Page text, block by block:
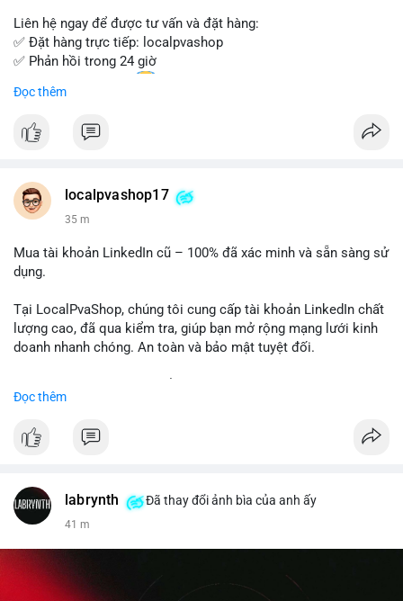
Liên hệ ngay để được tư vấn và đặt hàng:
✅ Đặt hàng trực tiếp: localpvashop
✅ Phản hồi trong 24 giờ
✅ WhatsApp: +1 (66
✅ Telegram: @localpvashop
✅ Email: localpvashop@gmail.com
Đọc thêm
localpvashop17
35 m
Mua tài khoản LinkedIn cũ – 100% đã xác minh và sẵn sàng sử
dụng.
Tại LocalPvaShop, chúng tôi cung cấp tài khoản LinkedIn chất
lượng cao, đã qua kiểm tra, giúp bạn mở rộng mạng lưới kinh
doanh nhanh chóng. An toàn và bảo mật tuyệt đối.
✅ Phản hồi trong 24 giờ
✅ Email: localpvashop@gmail.com
Đọc thêm
labrynth Đã thay đổi ảnh bìa của anh ấy
41 m